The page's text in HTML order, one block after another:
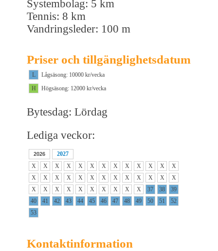
Systembolag: 5 km
Tennis: 8 km
Vandringsleder: 100 m
Priser och tillgänglighetsdatum
L
Lågsäsong: 10000 kr/vecka
H
Högsäsong: 12000 kr/vecka
Bytesdag: Lördag
Lediga veckor:
2026
2027
X
X X X X X X X X X X X
X
X
X X X X X X X X X X X
X
X
X X X X X X X X X 37 38
39
40
41 42 43 44 45 46 47 48 49 50 51
52
53
Kontaktinformation